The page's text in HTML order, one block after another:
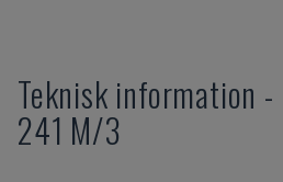
Teknisk information -
241 M/3